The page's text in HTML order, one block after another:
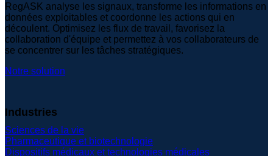
RegASK analyse les signaux, transforme les informations en
données exploitables et coordonne les actions qui en
découlent. Optimisez les flux de travail, favorisez la
collaboration d'équipe et permettez à vos collaborateurs de
se concentrer sur les tâches stratégiques.
Notre solution
Industries
Sciences de la vie
Pharmaceutique et biotechnologie
Dispositifs médicaux et technologies médicales